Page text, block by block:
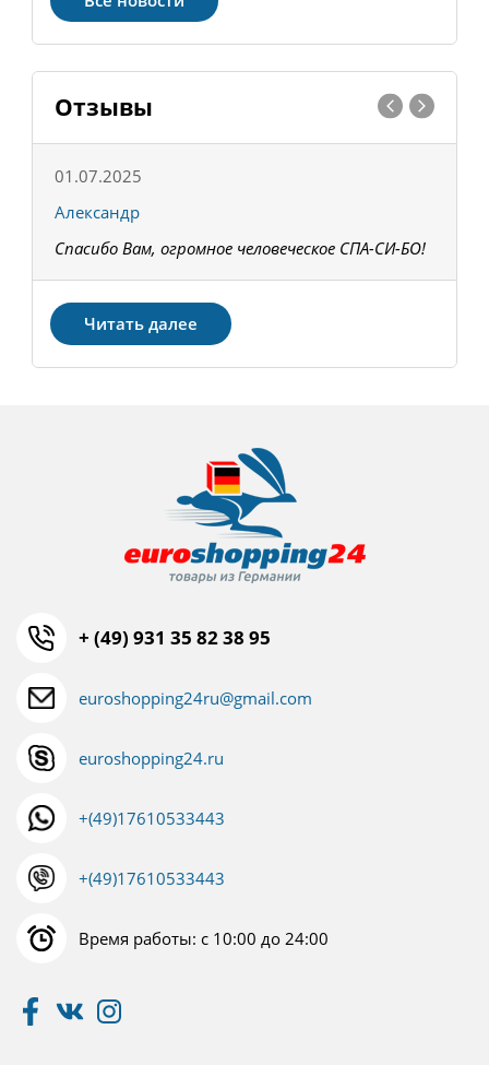
Отзывы
01.07.2025
Александр
Спасибо Вам, огромное человеческое СПА-СИ-БО!
Читать далее
+ (49) 931 35 82 38 95
euroshopping24ru@gmail.com
euroshopping24.ru
+(49)17610533443
+(49)17610533443
Время работы: с 10:00 до 24:00